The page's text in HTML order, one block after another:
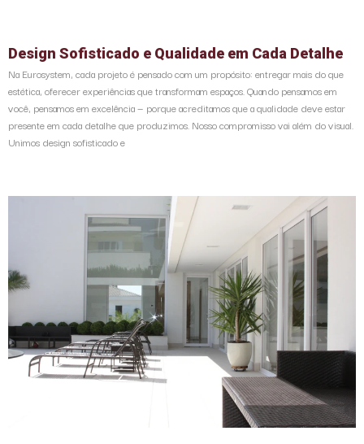
Design Sofisticado e Qualidade em Cada Detalhe
Na Eurosystem, cada projeto é pensado com um propósito: entregar mais do que
estética, oferecer experiências que transformam espaços. Quando pensamos em
você, pensamos em excelência — porque acreditamos que a qualidade deve estar
presente em cada detalhe que produzimos. Nosso compromisso vai além do visual.
Unimos design sofisticado e